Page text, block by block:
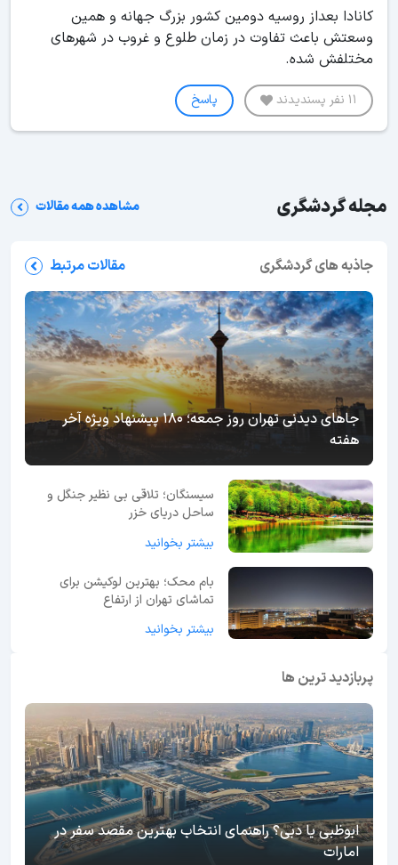
کانادا بعداز روسیه دومین کشور بزرگ جهانه و همین
وسعتش باعث تفاوت در زمان طلوع و غروب در شهرهای
مختلفش شده.
11 نفر پسندیدند پاسخ
مجله گردشگری مشاهده همه مقالات
جاذبه های گردشگری مقالات مرتبط
جاهای دیدنی تهران روز جمعه؛ 180 پیشنهاد ویژه آخر
هفته
سیسنگان؛ تلاقی بی نظیر جنگل و
ساحل دریای خزر
بیشتر بخوانید
بام محک؛ بهترین لوکیشن برای
تماشای تهران از ارتفاع
بیشتر بخوانید
پربازدید ترین ها
ابوظبی یا دبی؟ راهنمای انتخاب بهترین مقصد سفر در
امارات